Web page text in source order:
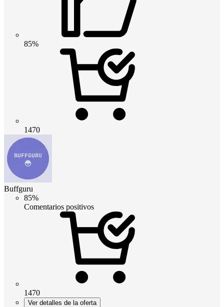
85%
1470
Buffguru
85%
Comentarios positivos
1470
Ver detalles de la oferta